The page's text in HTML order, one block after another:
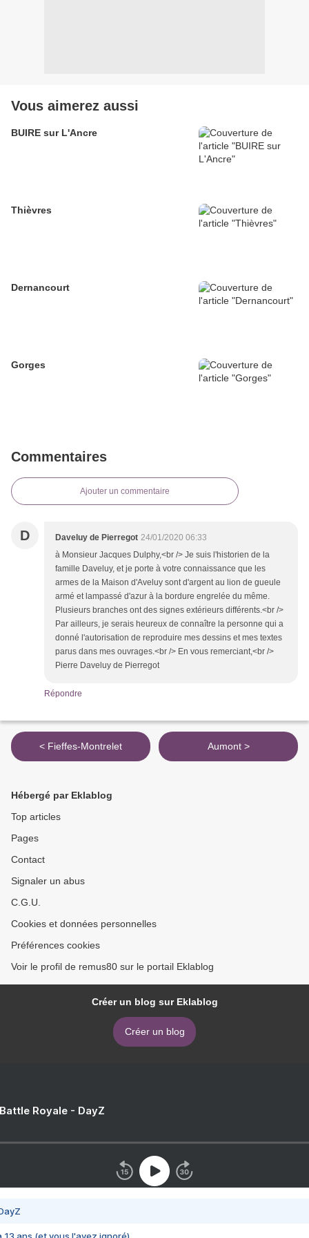
Vous aimerez aussi
BUIRE sur L'Ancre
Thièvres
Dernancourt
Gorges
Commentaires
Ajouter un commentaire
D Daveluy de Pierregot 24/01/2020 06:33
à Monsieur Jacques Dulphy,<br /> Je suis l'historien de la
famille Daveluy, et je porte à votre connaissance que les
armes de la Maison d'Aveluy sont d'argent au lion de gueule
armé et lampassé d'azur à la bordure engrelée du même.
Plusieurs branches ont des signes extérieurs différents.<br />
Par ailleurs, je serais heureux de connaître la personne qui a
donné l'autorisation de reproduire mes dessins et mes textes
parus dans mes ouvrages.<br /> En vous remerciant,<br />
Pierre Daveluy de Pierregot
Répondre
< Fieffes-Montrelet Aumont >
Hébergé par Eklablog
Top articles
Pages
Contact
Signaler un abus
C.G.U.
Cookies et données personnelles
Préférences cookies
Voir le profil de remus80 sur le portail Eklablog
Créer un blog sur Eklablog
Créer un blog
Royale - DayZ